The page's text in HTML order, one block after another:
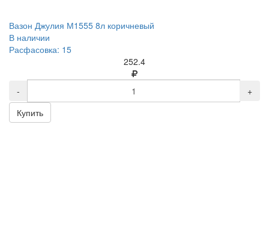
Вазон Джулия М1555 8л коричневый
В наличии
Расфасовка: 15
252.4
-
+
Купить